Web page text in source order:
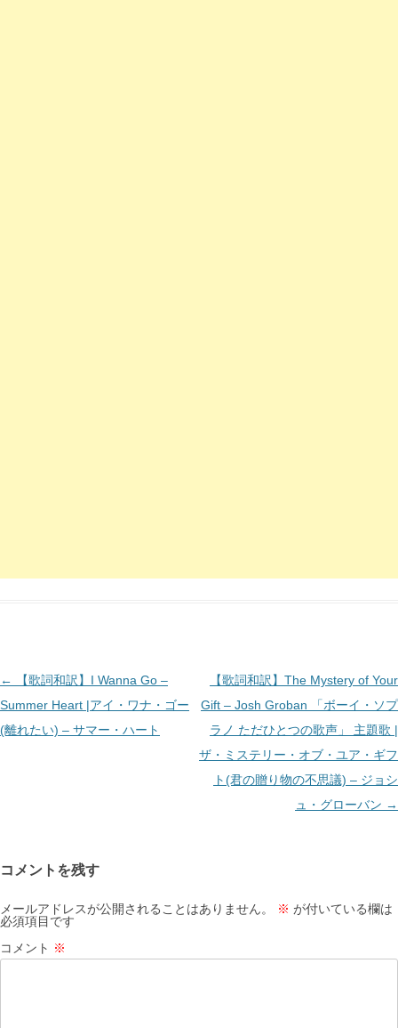
投
稿
ナ
ン
←
【歌詞和訳】I Wanna Go –
Summer Heart |アイ・ワナ・ゴー
(離れたい) – サマー・ハート
【歌詞和訳】The Mystery of Your
Gift – Josh Groban 「ボーイ・ソプ
ラノ ただひとつの歌声」 主題歌 |
ザ・ミステリー・オブ・ユア・ギフ
ト(君の贈り物の不思議) – ジョシ
ュ・グローバン →
コメントを残す
メールアドレスが公開されることはありません。 ※ が付いている欄は
必須項目です
コメント ※